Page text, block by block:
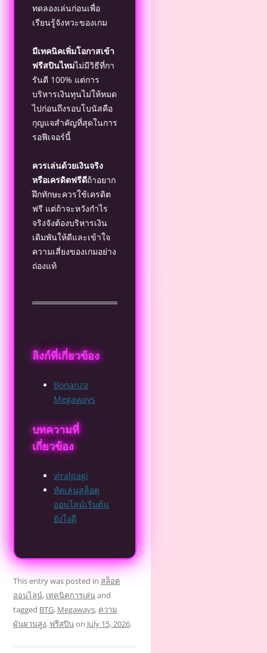
ทดลองเล่นก่อนเพื่อ
เรียนรู้จังหวะของเกม
มีเทคนิคเพิ่มโอกาสเข้า
ฟรีสปินไหมไม่มีวิธีที่กา
รันตี 100% แต่การ
บริหารเงินทุนไม่ให้หมด
ไปก่อนถึงรอบโบนัสคือ
กุญแจสำคัญที่สุดในการ
รอฟีเจอร์นี้
ควรเล่นด้วยเงินจริง
หรือเครดิตฟรีดีถ้าอยาก
ฝึกทักษะควรใช้เครดิต
ฟรี แต่ถ้าจะหวังกำไร
จริงจังต้องบริหารเงิน
เดิมพันให้ดีและเข้าใจ
ความเสี่ยงของเกมอย่าง
ถ่องแท้
ลิงก์ที่เกี่ยวข้อง
Bonanza
Megaways
บทความที่
เกี่ยวข้อง
viralpagi
หัดเล่นสล็อต
ออนไลน์เริ่มต้น
ยังไงดี
This entry was posted in สล็อต
ออนไลน์, เทคนิคการเล่นand
tagged BTG, Megaways, ความ
ผันผวนสูง, ฟรีสปินon July 15, 2026.